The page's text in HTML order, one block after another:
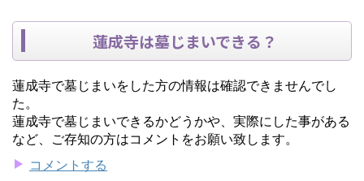
蓮成寺は墓じまいできる？
蓮成寺で墓じまいをした方の情報は確認できませんでし
た。
蓮成寺で墓じまいできるかどうかや、実際にした事がある
など、ご存知の方はコメントをお願い致します。
コメントする